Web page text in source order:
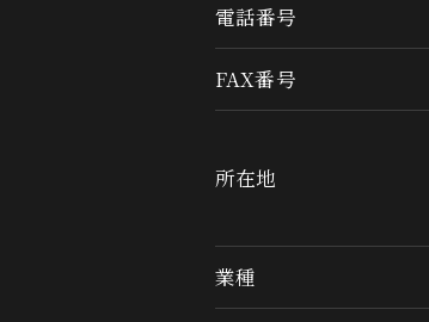
電話番号
FAX番号
所在地
業種